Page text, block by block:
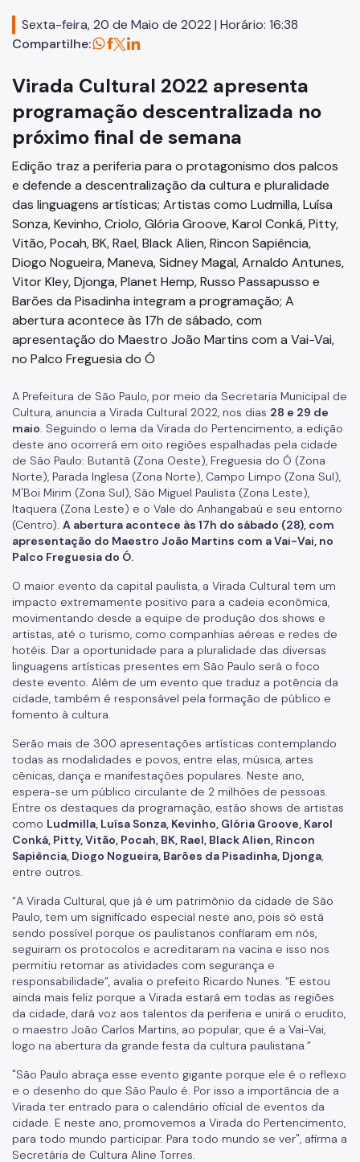
Concursos
Formação
EMIA
Rede Daora
Piapi
Piá
Vocacional
Jovem Monitor Cultural
Edital de Credenciamento 2026/2027
Fundação Theatro Municipal
Notícias da Cultura
Nossos Espaços
Arquivo Histórico
Bibliotecas
Casas de Cultura
Centros Culturais
Praças da Cultura
Teatros
Theatro Municipal
Urbanismo social
Conpresp
Publicações
Spcine
Sexta-feira, 20 de Maio de 2022 | Horário: 16:38
Compartilhe:
Virada Cultural 2022 apresenta
programação descentralizada no
próximo final de semana
Edição traz a periferia para o protagonismo dos palcos
e defende a descentralização da cultura e pluralidade
das linguagens artísticas; Artistas como Ludmilla, Luísa
Sonza, Kevinho, Criolo, Glória Groove, Karol Conká, Pitty,
Vitão, Pocah, BK, Rael, Black Alien, Rincon Sapiência,
Diogo Nogueira, Maneva, Sidney Magal, Arnaldo Antunes,
Vitor Kley, Djonga, Planet Hemp, Russo Passapusso e
Barões da Pisadinha integram a programação; A
abertura acontece às 17h de sábado, com
apresentação do Maestro João Martins com a Vai-Vai,
no Palco Freguesia do Ó
A Prefeitura de São Paulo, por meio da Secretaria Municipal de
Cultura, anuncia a Virada Cultural 2022, nos dias 28 e 29 de
maio. Seguindo o lema da Virada do Pertencimento, a edição
deste ano ocorrerá em oito regiões espalhadas pela cidade
de São Paulo: Butantã (Zona Oeste), Freguesia do Ó (Zona
Norte), Parada Inglesa (Zona Norte), Campo Limpo (Zona Sul),
M'Boi Mirim (Zona Sul), São Miguel Paulista (Zona Leste),
Itaquera (Zona Leste) e o Vale do Anhangabaú e seu entorno
(Centro). A abertura acontece às 17h do sábado (28), com
apresentação do Maestro João Martins com a Vai-Vai, no
Palco Freguesia do Ó.
O maior evento da capital paulista, a Virada Cultural tem um
impacto extremamente positivo para a cadeia econômica,
movimentando desde a equipe de produção dos shows e
artistas, até o turismo, como companhias aéreas e redes de
hotéis. Dar a oportunidade para a pluralidade das diversas
linguagens artísticas presentes em São Paulo será o foco
deste evento. Além de um evento que traduz a potência da
cidade, também é responsável pela formação de público e
fomento à cultura.
Serão mais de 300 apresentações artísticas contemplando
todas as modalidades e povos, entre elas, música, artes
cênicas, dança e manifestações populares. Neste ano,
espera-se um público circulante de 2 milhões de pessoas.
Entre os destaques da programação, estão shows de artistas
como Ludmilla, Luísa Sonza, Kevinho, Glória Groove, Karol
Conká, Pitty, Vitão, Pocah, BK, Rael, Black Alien, Rincon
Sapiência, Diogo Nogueira, Barões da Pisadinha, Djonga,
entre outros.
“A Virada Cultural, que já é um patrimônio da cidade de São
Paulo, tem um significado especial neste ano, pois só está
sendo possível porque os paulistanos confiaram em nós,
seguiram os protocolos e acreditaram na vacina e isso nos
permitiu retomar as atividades com segurança e
responsabilidade”, avalia o prefeito Ricardo Nunes. “E estou
ainda mais feliz porque a Virada estará em todas as regiões
da cidade, dará voz aos talentos da periferia e unirá o erudito,
o maestro João Carlos Martins, ao popular, que é a Vai-Vai,
logo na abertura da grande festa da cultura paulistana.”
"São Paulo abraça esse evento gigante porque ele é o reflexo
e o desenho do que São Paulo é. Por isso a importância de a
Virada ter entrado para o calendário oficial de eventos da
cidade. E neste ano, promovemos a Virada do Pertencimento,
para todo mundo participar. Para todo mundo se ver", afirma a
Secretária de Cultura Aline Torres.